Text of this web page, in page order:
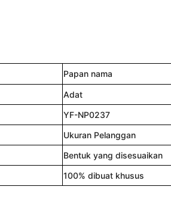
Papan nama
Adat
YF-NP0237
Ukuran Pelanggan
Bentuk yang disesuaikan
100% dibuat khusus